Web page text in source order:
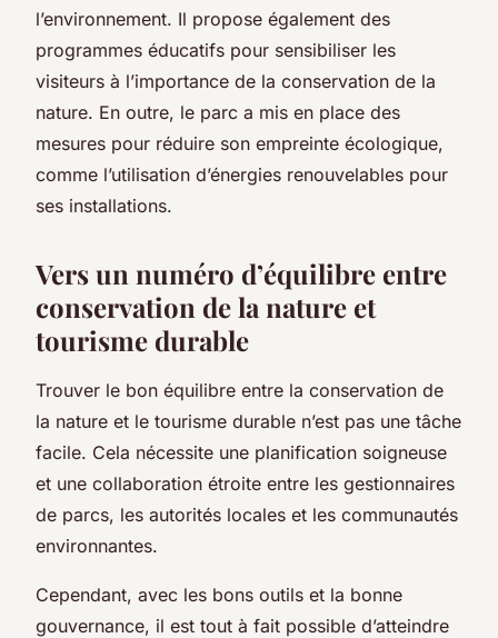
l’environnement. Il propose également des
programmes éducatifs pour sensibiliser les
visiteurs à l’importance de la conservation de la
nature. En outre, le parc a mis en place des
mesures pour réduire son empreinte écologique,
comme l’utilisation d’énergies renouvelables pour
ses installations.
Vers un numéro d’équilibre entre
conservation de la nature et
tourisme durable
Trouver le bon équilibre entre la conservation de
la nature et le tourisme durable n’est pas une tâche
facile. Cela nécessite une planification soigneuse
et une collaboration étroite entre les gestionnaires
de parcs, les autorités locales et les communautés
environnantes.
Cependant, avec les bons outils et la bonne
gouvernance, il est tout à fait possible d’atteindre